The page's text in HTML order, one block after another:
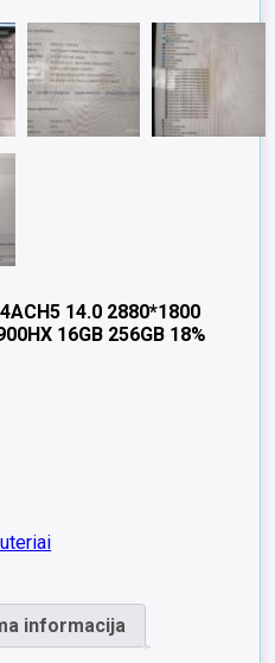
14.0 2880*1800
16GB 256GB 18%
informacija